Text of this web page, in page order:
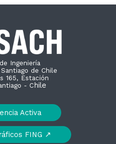
Ingeniería
de Chile
165, Estación
- Chile
Activa
FING ↗︎